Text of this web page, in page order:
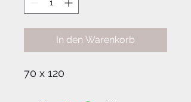
In den Warenkorb
70 x 120